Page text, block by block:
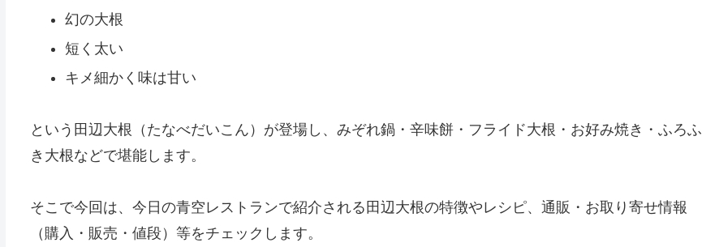
幻の大根
短く太い
キメ細かく味は甘い
という田辺大根（たなべだいこん）が登場し、みぞれ鍋・辛味餅・フライド大根・お好み焼き・ふろふ
き大根などで堪能します。
そこで今回は、今日の青空レストランで紹介される田辺大根の特徴やレシピ、通販・お取り寄せ情報
（購入・販売・値段）等をチェックします。